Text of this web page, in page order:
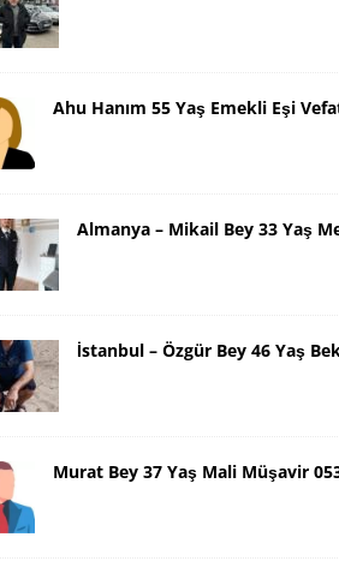
Ahu Hanım 55 Yaş Emekli Eşi
Almanya – Mikail Bey 33 Yaş
İstanbul – Özgür Bey 46 Yaş
Murat Bey 37 Yaş Mali Müşavir